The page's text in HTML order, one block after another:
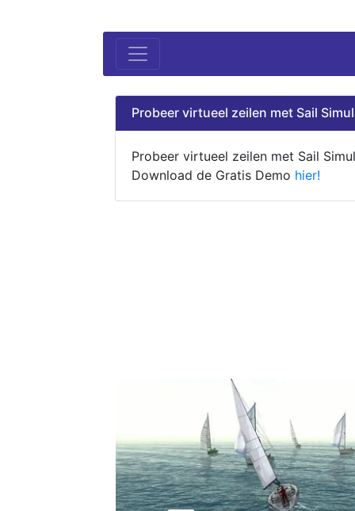
Probeer virtueel zeilen met Sail
Probeer virtueel zeilen met Sail
Download de Gratis Demo hier!